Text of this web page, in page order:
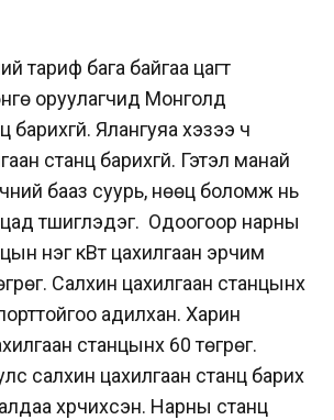
тариф бага байгаа цагт
оруулагчид Монголд
барихгүй. Ялангуяа хэзээ ч
станц барихгүй. Гэтэл манай
бааз суурь, нөөц боломж нь
түшиглэдэг. Одоогоор нарны
нэг кВт цахилгаан эрчим
Салхин цахилгаан станцынх
адилхан. Харин
станцынх 60 төгрөг.
салхин цахилгаан станц барих
хүрчихсэн. Нарны станц